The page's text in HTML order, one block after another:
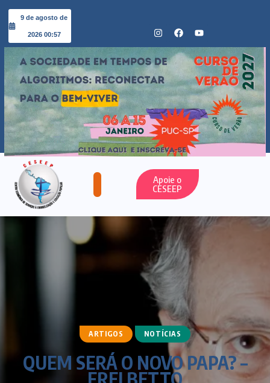
9 de agosto de
2026 00:57
Apoie o
CESEEP
ARTIGOS NOTÍCIAS
QUEM SERÁ O NOVO PAPA? –